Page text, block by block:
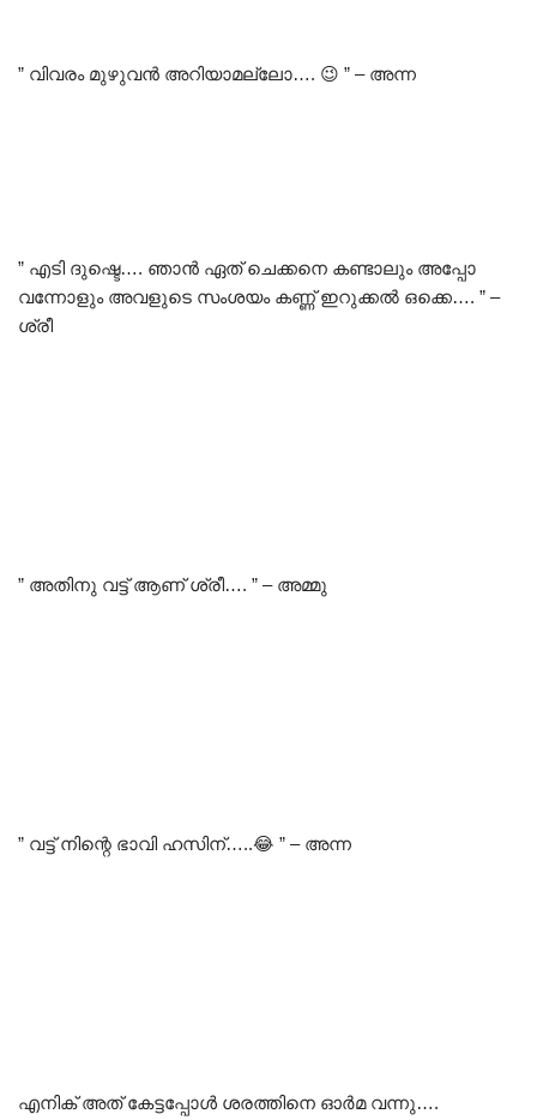
” വിവരം മുഴുവൻ അറിയാമല്ലോ…. 😉 ” – അന്ന
” എടി ദുഷ്ടെ…. ഞാൻ ഏത് ചെക്കനെ കണ്ടാലും അപ്പോ
വന്നോളും അവളുടെ സംശയം കണ്ണ് ഇറുക്കൽ ഒക്കെ…. ” –
ശ്രീ
” അതിനു വട്ട് ആണ് ശ്രീ…. ” – അമ്മു
” വട്ട് നിന്റെ ഭാവി ഹസിന്…..😂 ” – അന്ന
എനിക് അത് കേട്ടപ്പോൾ ശരത്തിനെ ഓർമ വന്നു….